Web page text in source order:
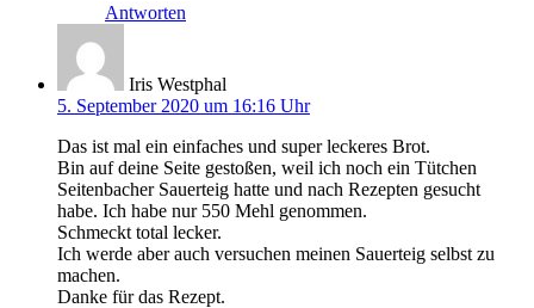
Antworten
Iris Westphal
5. September 2020 um 16:16 Uhr
Das ist mal ein einfaches und super leckeres Brot.
Bin auf deine Seite gestoßen, weil ich noch ein Tütchen
Seitenbacher Sauerteig hatte und nach Rezepten gesucht
habe. Ich habe nur 550 Mehl genommen.
Schmeckt total lecker.
Ich werde aber auch versuchen meinen Sauerteig selbst zu
machen.
Danke für das Rezept.